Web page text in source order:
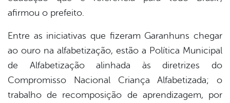
afirmou o prefeito.
Entre as iniciativas que fizeram Garanhuns chegar
ao ouro na alfabetização, estão a Política Municipal
de Alfabetização alinhada às diretrizes do
Compromisso Nacional Criança Alfabetizada; o
trabalho de recomposição de aprendizagem, por